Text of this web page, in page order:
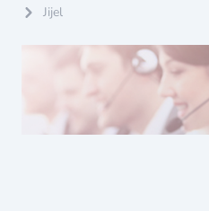
Jijel